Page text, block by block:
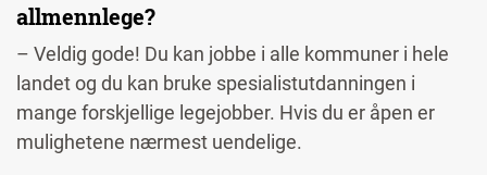
allmennlege?
– Veldig gode! Du kan jobbe i alle kommuner i hele
landet og du kan bruke spesialistutdanningen i
mange forskjellige legejobber. Hvis du er åpen er
mulighetene nærmest uendelige.